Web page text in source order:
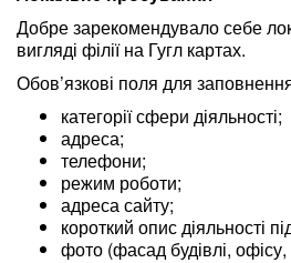
Добре зарекомендувало себе
вигляді філії на Гугл картах.
Обов’язкові поля для
категорії сфери діяльності;
адреса;
телефони;
режим роботи;
адреса сайту;
короткий опис діяльності
фото (фасад будівлі, офісу,